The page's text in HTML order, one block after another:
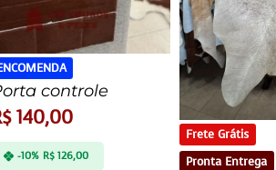
controle
140,00
-10% R$126,00
Frete Grátis
Pronta Entrega